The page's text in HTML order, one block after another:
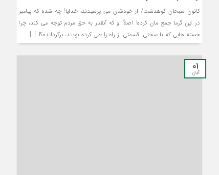
کانون سبحان کوهدشت/ از خودشان می­ پرسیدند، خدایا! چه شده که پیامبر
در این گرما جمع مان کرده! اصلاً او که آن­قدر به حق مردم توجه می­ کند، چرا
خسته­ هایی که با سختی، قسمتی از راه را طی کرده بودند، برگردانده؟! […]
۰۱
آبان